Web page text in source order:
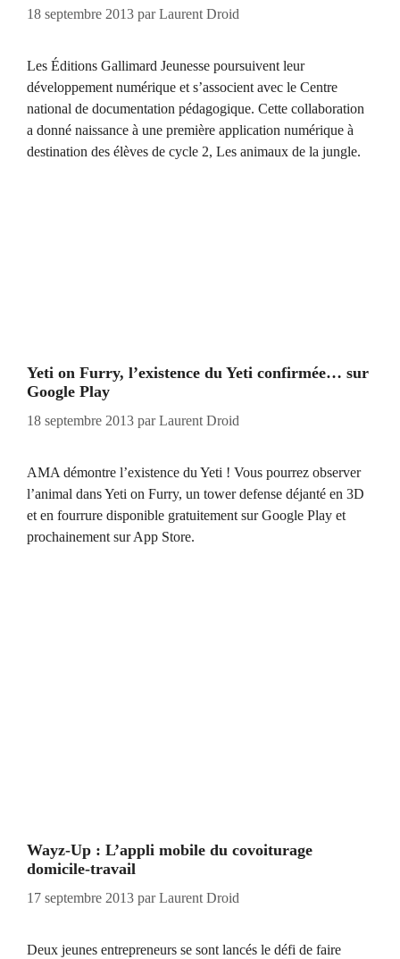
18 septembre 2013 parLaurent Droid
Les Éditions Gallimard Jeunesse poursuivent leur
développement numérique et s’associent avec le Centre
national de documentation pédagogique. Cette collaboration
a donné naissance à une première application numérique à
destination des élèves de cycle 2, Les animaux de la jungle.
Yeti on Furry, l’existence du Yeti confirmée… sur
Google Play
18 septembre 2013 parLaurent Droid
AMA démontre l’existence du Yeti ! Vous pourrez observer
l’animal dans Yeti on Furry, un tower defense déjanté en 3D
et en fourrure disponible gratuitement sur Google Play et
prochainement sur App Store.
Wayz-Up : L’appli mobile du covoiturage
domicile-travail
17 septembre 2013 parLaurent Droid
Deux jeunes entrepreneurs se sont lancés le défi de faire